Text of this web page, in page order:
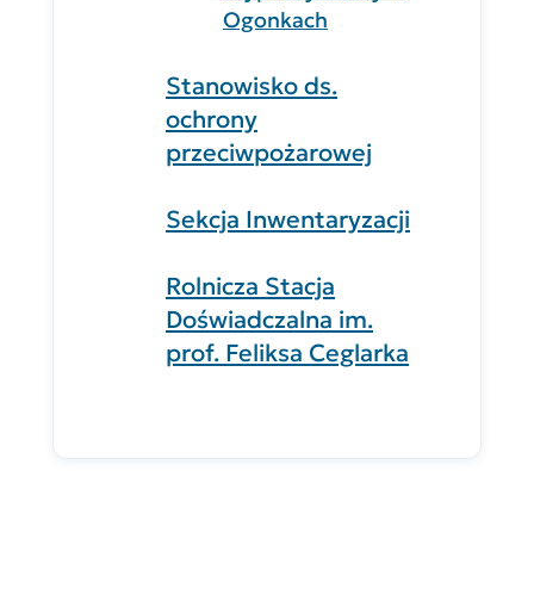
Ogonkach
Stanowisko ds.
ochrony
przeciwpożarowej
Sekcja Inwentaryzacji
Rolnicza Stacja
Doświadczalna im.
prof. Feliksa Ceglarka